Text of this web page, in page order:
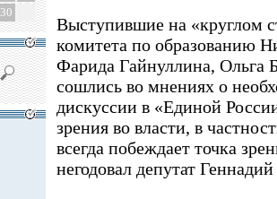
30
Выступившие на «круглом
комитета по образованию
Фарида Гайнуллина, Ольга
сошлись во мнениях о
дискуссии в «Единой
зрения во власти, в
всегда побеждает точка
негодовал депутат